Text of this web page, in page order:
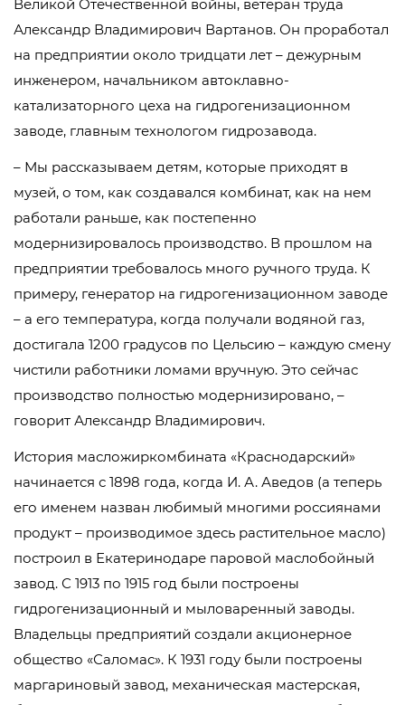
Великой Отечественной войны, ветеран труда
Александр Владимирович Вартанов. Он проработал
на предприятии около тридцати лет – дежурным
инженером, начальником автоклавно-
катализаторного цеха на гидрогенизационном
заводе, главным технологом гидрозавода.
– Мы рассказываем детям, которые приходят в
музей, о том, как создавался комбинат, как на нем
работали раньше, как постепенно
модернизировалось производство. В прошлом на
предприятии требовалось много ручного труда. К
примеру, генератор на гидрогенизационном заводе
– а его температура, когда получали водяной газ,
достигала 1200 градусов по Цельсию – каждую смену
чистили работники ломами вручную. Это сейчас
производство полностью модернизировано, –
говорит Александр Владимирович.
История масложиркомбината «Краснодарский»
начинается с 1898 года, когда И. А. Аведов (а теперь
его именем назван любимый многими россиянами
продукт – производимое здесь растительное масло)
построил в Екатеринодаре паровой маслобойный
завод. С 1913 по 1915 год были построены
гидрогенизационный и мыловаренный заводы.
Владельцы предприятий создали акционерное
общество «Саломас». К 1931 году были построены
маргариновый завод, механическая мастерская,